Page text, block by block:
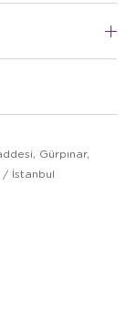
Gürpınar,
/ İstanbul